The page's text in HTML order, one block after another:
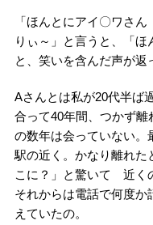
「ほんとにアイ〇ワさ
りぃ～」と言うと、「ほ
と、笑いを含んだ声が返
Aさんとは私が20代半ば
合って40年間、つかず離
の数年は会っていない。
駅の近く。かなり離れた
こに？」と驚いて 近く
それからは電話で何度か
えていたの。